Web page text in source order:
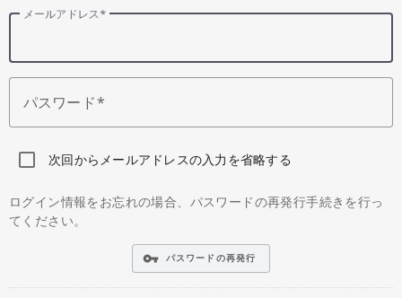
メールアドレス
パスワード
次回からメールアドレスの入力を省略する
ログイン情報をお忘れの場合、パスワードの再発行手続きを行っ
てください。
vpn_key パスワードの再発行